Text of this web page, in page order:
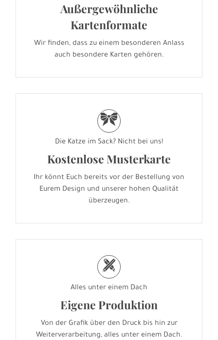
Außergewöhnliche
Kartenformate
Wir finden, dass zu einem besonderen Anlass
auch besondere Karten gehören.
r
Die Katze im Sack? Nicht bei uns!
Kostenlose Musterkarte
Ihr könnt Euch bereits vor der Bestellung von
Eurem Design und unserer hohen Qualität
überzeugen.
h
Alles unter einem Dach
Eigene Produktion
Von der Grafik über den Druck bis hin zur
Weiterverarbeitung, alles unter einem Dach.